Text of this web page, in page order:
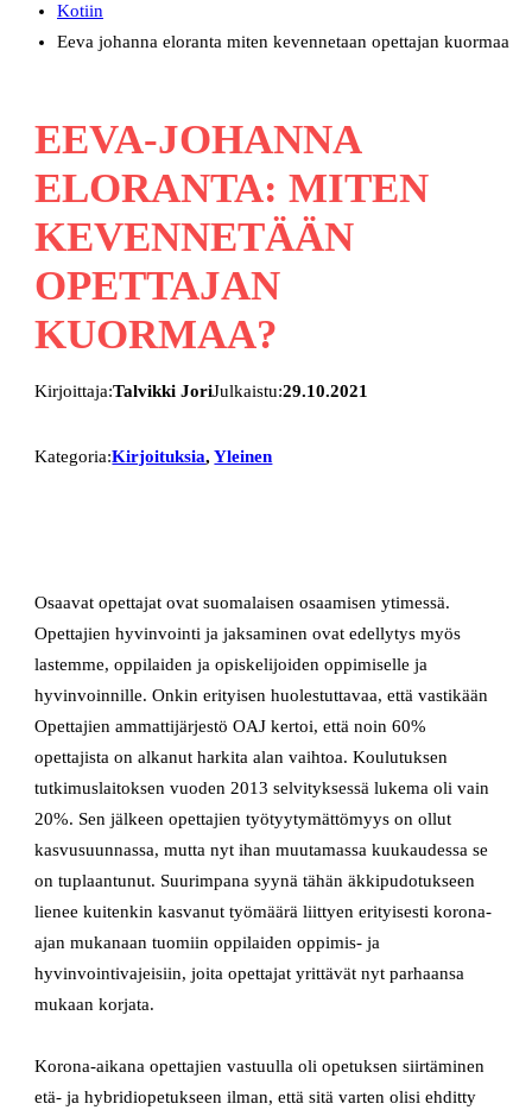
Kotiin
Eeva johanna eloranta miten kevennetaan opettajan kuormaa
EEVA-JOHANNA
ELORANTA: MITEN
KEVENNETÄÄN
OPETTAJAN
KUORMAA?
Kirjoittaja:Talvikki JoriJulkaistu:29.10.2021
Kategoria:Kirjoituksia, Yleinen
Osaavat opettajat ovat suomalaisen osaamisen ytimessä.
Opettajien hyvinvointi ja jaksaminen ovat edellytys myös
lastemme, oppilaiden ja opiskelijoiden oppimiselle ja
hyvinvoinnille. Onkin erityisen huolestuttavaa, että vastikään
Opettajien ammattijärjestö OAJ kertoi, että noin 60%
opettajista on alkanut harkita alan vaihtoa. Koulutuksen
tutkimuslaitoksen vuoden 2013 selvityksessä lukema oli vain
20%. Sen jälkeen opettajien työtyytymättömyys on ollut
kasvusuunnassa, mutta nyt ihan muutamassa kuukaudessa se
on tuplaantunut. Suurimpana syynä tähän äkkipudotukseen
lienee kuitenkin kasvanut työmäärä liittyen erityisesti korona-
ajan mukanaan tuomiin oppilaiden oppimis- ja
hyvinvointivajeisiin, joita opettajat yrittävät nyt parhaansa
mukaan korjata.
Korona-aikana opettajien vastuulla oli opetuksen siirtäminen
etä- ja hybridiopetukseen ilman, että sitä varten olisi ehditty